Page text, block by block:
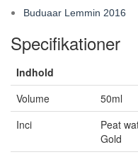
Buduaar Lemmin 2016
Specifikationer
Indhold
Volume
50ml
Inci
Peat
Gold